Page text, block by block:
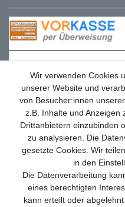
Wir
Wir verwenden Cookies
unserer Website und
von Besucher:innen
z.B. Inhalte und Anzeigen
Drittanbietern einzubinden
zu analysieren. Die
gesetzte Cookies. Wir
in den
Die Datenverarbeitung
eines berechtigten
kann erteilt oder